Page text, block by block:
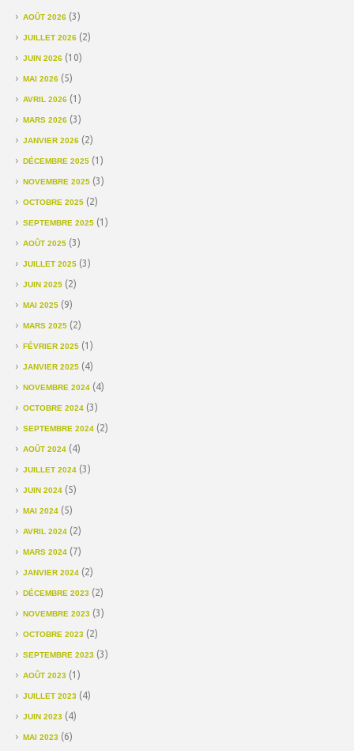
AOÛT 2026 (3)
JUILLET 2026 (2)
JUIN 2026 (10)
MAI 2026 (5)
AVRIL 2026 (1)
MARS 2026 (3)
JANVIER 2026 (2)
DÉCEMBRE 2025 (1)
NOVEMBRE 2025 (3)
OCTOBRE 2025 (2)
SEPTEMBRE 2025 (1)
AOÛT 2025 (3)
JUILLET 2025 (3)
JUIN 2025 (2)
MAI 2025 (9)
MARS 2025 (2)
FÉVRIER 2025 (1)
JANVIER 2025 (4)
NOVEMBRE 2024 (4)
OCTOBRE 2024 (3)
SEPTEMBRE 2024 (2)
AOÛT 2024 (4)
JUILLET 2024 (3)
JUIN 2024 (5)
MAI 2024 (5)
AVRIL 2024 (2)
MARS 2024 (7)
JANVIER 2024 (2)
DÉCEMBRE 2023 (2)
NOVEMBRE 2023 (3)
OCTOBRE 2023 (2)
SEPTEMBRE 2023 (3)
AOÛT 2023 (1)
JUILLET 2023 (4)
JUIN 2023 (4)
MAI 2023 (6)